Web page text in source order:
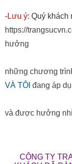
-Lưu ý: Quý khách
https://
hưởng
những chương
VÀ TÔI đang áp
và được hưởng
CÔNG TY